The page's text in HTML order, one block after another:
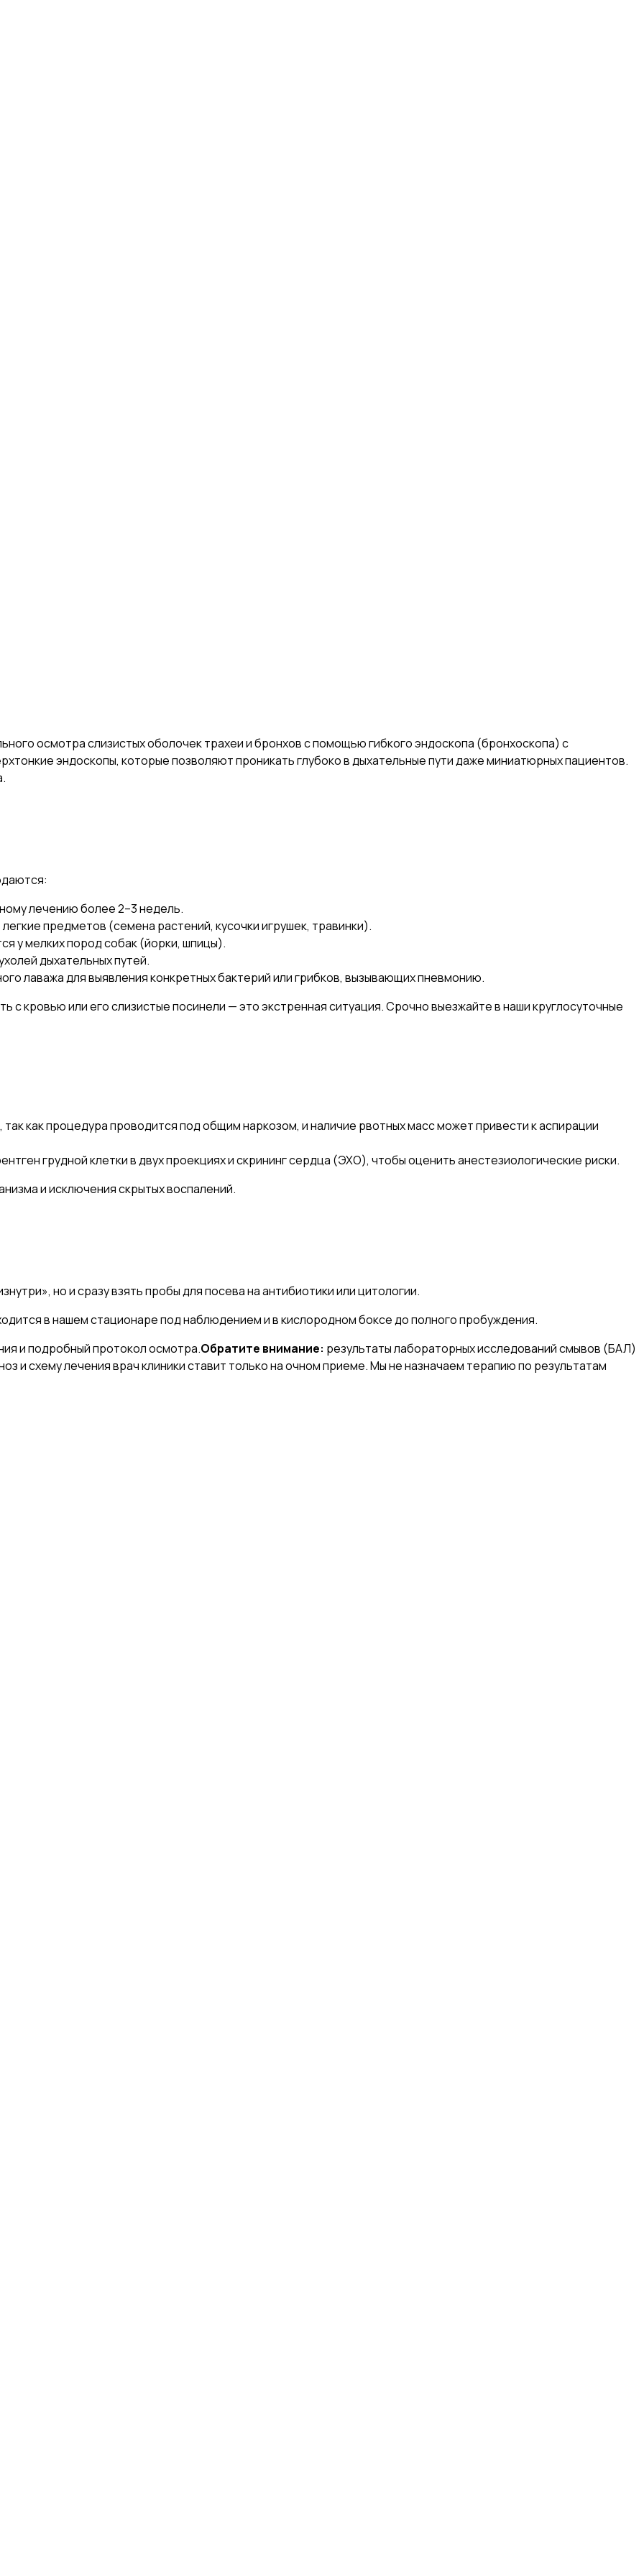
осмотра слизистых оболочек трахеи и бронхов с помощью гибкого эндоскопа (бронхоскопа) с
эндоскопы, которые позволяют проникать глубоко в дыхательные пути даже миниатюрных пациентов.
лечению более 2–3 недель.
предметов (семена растений, кусочки игрушек, травинки).
у мелких пород собак (йорки, шпицы).
дыхательных путей.
лаважа для выявления конкретных бактерий или грибков, вызывающих пневмонию.
с кровью или его слизистые посинели — это экстренная ситуация. Срочно выезжайте в наши круглосуточные
так как процедура проводится под общим наркозом, и наличие рвотных масс может привести к аспирации
грудной клетки в двух проекциях и скрининг сердца (ЭХО), чтобы оценить анестезиологические риски.
и исключения скрытых воспалений.
но и сразу взять пробы для посева на антибиотики или цитологии.
в нашем стационаре под наблюдением и в кислородном боксе до полного пробуждения.
и подробный протокол осмотра.Обратите внимание: результаты лабораторных исследований смывов (БАЛ)
и схему лечения врач клиники ставит только на очном приеме. Мы не назначаем терапию по результатам